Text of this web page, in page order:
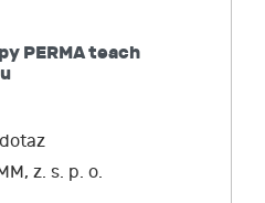
moje osobní údaje
údajů
PERMA teach
z. s. p. o.